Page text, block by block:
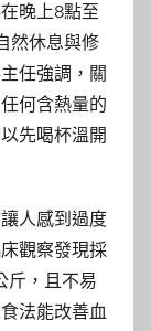
晚上8點至
然休息與修
任強調，關
何含熱量的
先喝杯溫開
人感到過度
觀察發現採
斤，且不易
法能改善血